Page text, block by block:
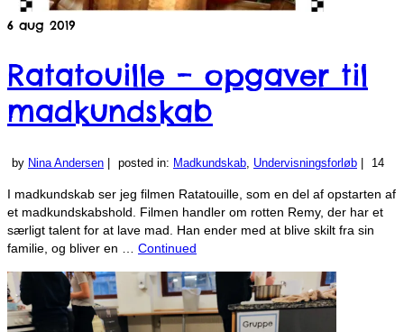
6 aug 2019
Ratatouille – opgaver til
madkundskab
by Nina Andersen | posted in: Madkundskab Undervisningsforløb | 14
I madkundskab ser jeg filmen Ratatouille, som en del af opstarten af
et madkundskabshold. Filmen handler om rotten Remy, der har et
særligt talent for at lave mad. Han ender med at blive skilt fra sin
familie, og bliver en … Continued